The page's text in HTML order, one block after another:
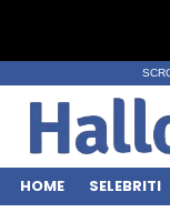
HOME SELEBRITI